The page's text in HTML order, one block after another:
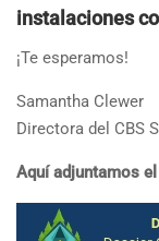
instalaciones
¡Te esperamos!
Samantha Clewer
Directora del CBS
Aquí adjuntamos